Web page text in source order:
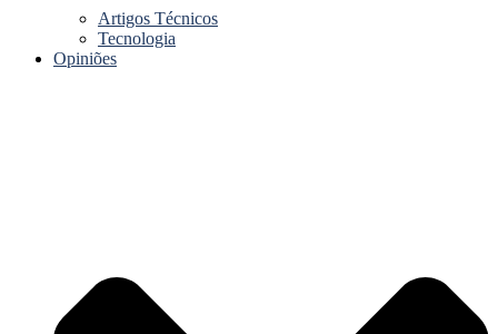
Artigos Técnicos
Tecnologia
Opiniões